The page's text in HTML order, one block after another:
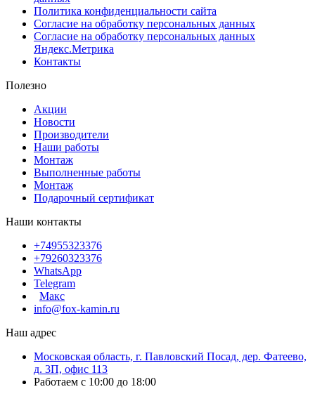
Политика конфиденциальности сайта
Согласие на обработку персональных данных
Согласие на обработку персональных данных
Яндекс.Метрика
Контакты
Полезно
Акции
Новости
Производители
Наши работы
Монтаж
Выполненные работы
Монтаж
Подарочный сертификат
Наши контакты
+74955323376
+79260323376
WhatsApp
Telegram
Макс
info@fox-kamin.ru
Наш адрес
Московская область, г. Павловский Посад, дер. Фатеево,
д. 3П, офис 113
Работаем с 10:00 до 18:00